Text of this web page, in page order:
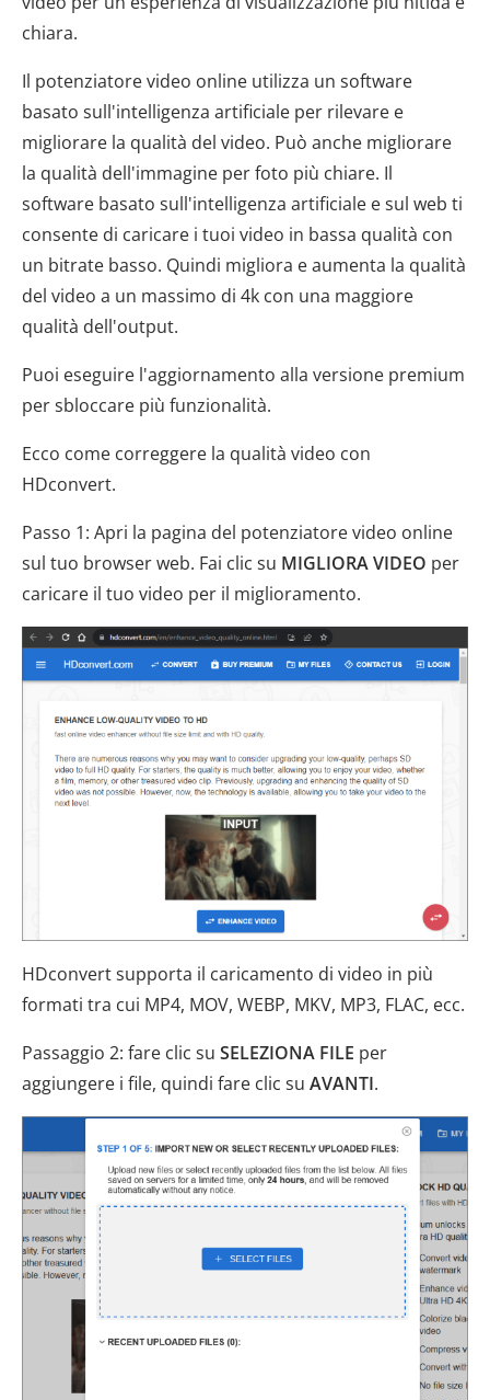
chiara.
Il potenziatore video online utilizza un software
basato sull'intelligenza artificiale per rilevare e
migliorare la qualità del video. Può anche migliorare
la qualità dell'immagine per foto più chiare. Il
software basato sull'intelligenza artificiale e sul web ti
consente di caricare i tuoi video in bassa qualità con
un bitrate basso. Quindi migliora e aumenta la qualità
del video a un massimo di 4k con una maggiore
qualità dell'output.
Puoi eseguire l'aggiornamento alla versione premium
per sbloccare più funzionalità.
Ecco come correggere la qualità video con
HDconvert.
Passo 1: Apri la pagina del potenziatore video online
sul tuo browser web. Fai clic su MIGLIORA VIDEO per
caricare il tuo video per il miglioramento.
HDconvert supporta il caricamento di video in più
formati tra cui MP4, MOV, WEBP, MKV, MP3, FLAC, ecc.
Passaggio 2: fare clic su SELEZIONA FILE per
aggiungere i file, quindi fare clic su AVANTI.